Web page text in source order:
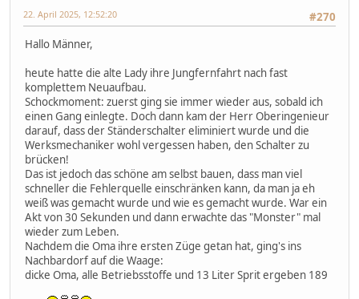
#270
22. April 2025, 12:52:20
Hallo Männer,
heute hatte die alte Lady ihre Jungfernfahrt nach fast
komplettem Neuaufbau.
Schockmoment: zuerst ging sie immer wieder aus, sobald ich
einen Gang einlegte. Doch dann kam der Herr Oberingenieur
darauf, dass der Ständerschalter eliminiert wurde und die
Werksmechaniker wohl vergessen haben, den Schalter zu
brücken!
Das ist jedoch das schöne am selbst bauen, dass man viel
schneller die Fehlerquelle einschränken kann, da man ja eh
weiß was gemacht wurde und wie es gemacht wurde. War ein
Akt von 30 Sekunden und dann erwachte das "Monster" mal
wieder zum Leben.
Nachdem die Oma ihre ersten Züge getan hat, ging's ins
Nachbardorf auf die Waage:
dicke Oma, alle Betriebsstoffe und 13 Liter Sprit ergeben 189